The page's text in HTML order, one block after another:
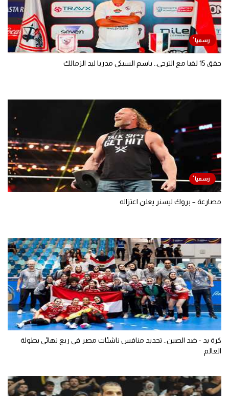
حقق 15 لقبا مع الترجي.. باسم السبكي مدربا ليد الزمالك
مصارعة – بروك ليسنر يعلن اعتزاله
كرة يد - ضد الصين.. تحديد منافس ناشئات مصر في ربع نهائي بطولة
العالم